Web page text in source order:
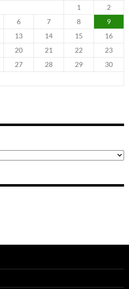
1
2
6 7 8
9
13 14 15
16
20 21 22
23
27 28 29
30